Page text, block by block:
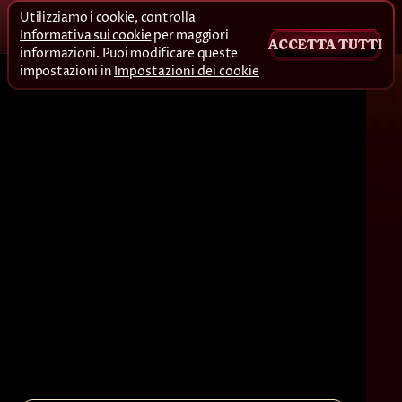
Utilizziamo i cookie, controlla
Informativa sui cookieper maggiori
informazioni. Puoi modificare queste
impostazioni in Impostazioni dei cookie
ACCETTA TUTTI